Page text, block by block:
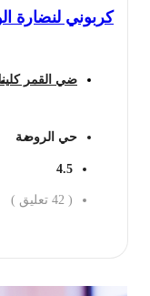
كربوني لنضارة الوجه
ضي القمر كلينك
حي الروضة
4.5
42 تعليق )